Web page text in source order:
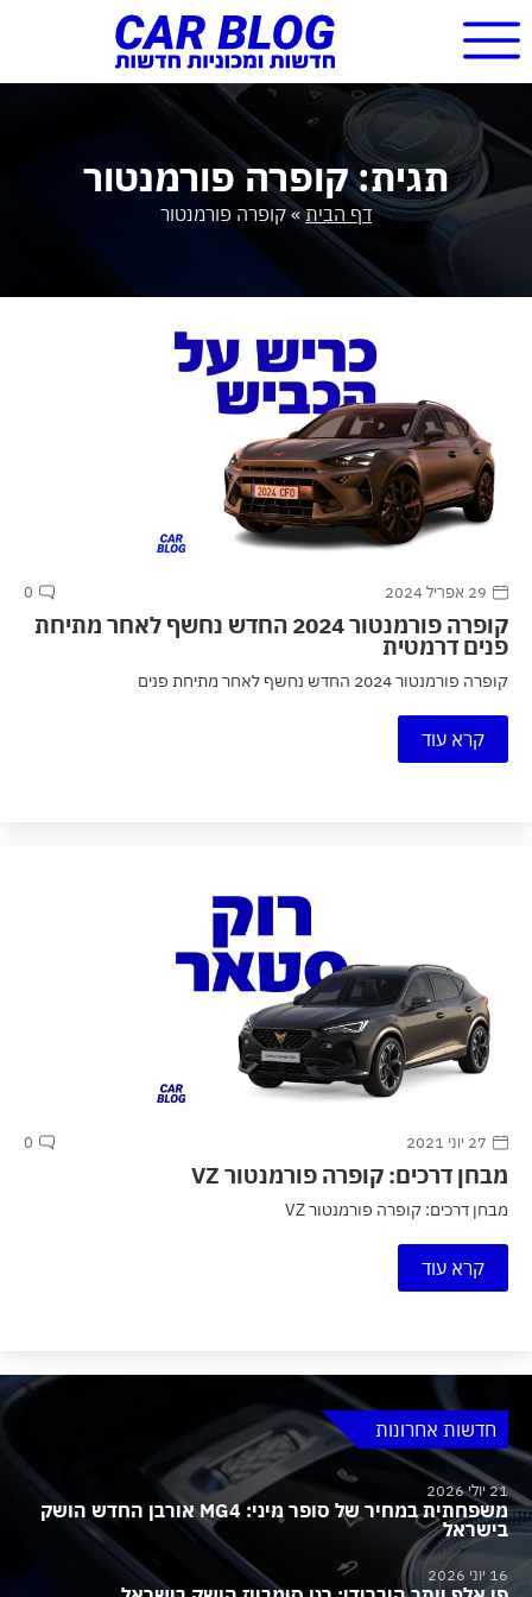
תגית: קופרה פורמנטור
דף הבית»קופרה פורמנטור
29 אפריל 2024 0
קופרה פורמנטור 2024 החדש נחשף לאחר מתיחת
פנים דרמטית
קופרה פורמנטור 2024 החדש נחשף לאחר מתיחת פנים
קרא עוד
27 יוני 2021 0
מבחן דרכים: קופרה פורמנטור VZ
מבחן דרכים: קופרה פורמנטור VZ
קרא עוד
חדשות אחרונות
21 יולי 2026
משפחתית במחיר של סופר מיני: MG4 אורבן החדש הושק
בישראל
16 יוני 2026